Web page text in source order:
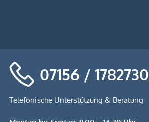
07156 / 1782730
Telefonische Unterstützung & Beratung